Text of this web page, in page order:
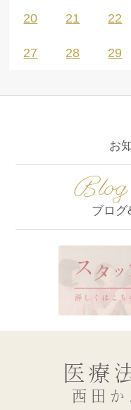
20 21 22
27 28 29
お
Blog
ブログ
医療
西田